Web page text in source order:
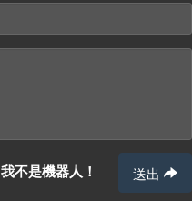
我不是機器人！
送出